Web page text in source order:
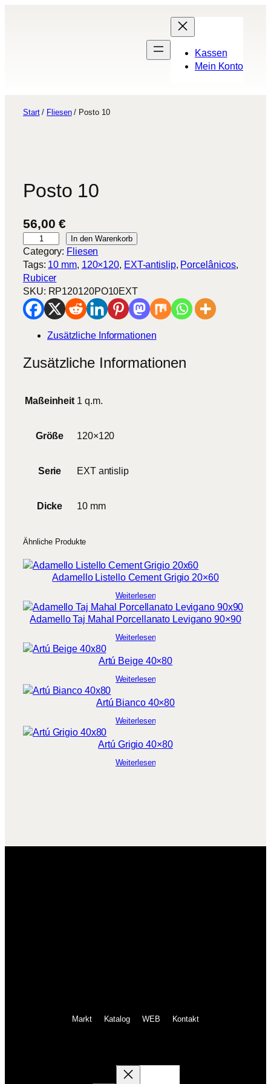
Kassen
Mein Konto
Start/ Fliesen/ Posto 10
Posto 10
56,00€
o
s
t
o
1
0
n
g
In den Warenkorb
Category: Fliesen
Tags: 10 mm, 120×120, EXT-antislip, Porcelânicos
Rubicer
SKU: RP120120PO10EXT
Zusätzliche Informationen
Zusätzliche Informationen
Maßeinheit 1 q.m.
Größe 120×120
Serie EXT antislip
Dicke 10 mm
Ähnliche Produkte
Adamello Listello Cement Grigio 20×60
Weiterlesen
Adamello Taj Mahal Porcellanato Levigano 90×90
Weiterlesen
Artú Beige 40×80
Weiterlesen
Artú Bianco 40×80
Weiterlesen
Artú Grigio 40×80
Weiterlesen
Markt Katalog WEB Kontakt